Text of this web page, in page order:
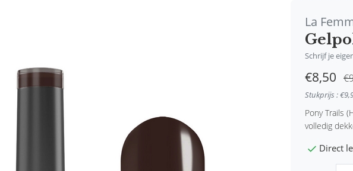
La
Schrijf je
€8,50
Stukprijs :
Pony Trails
volledig
Direct